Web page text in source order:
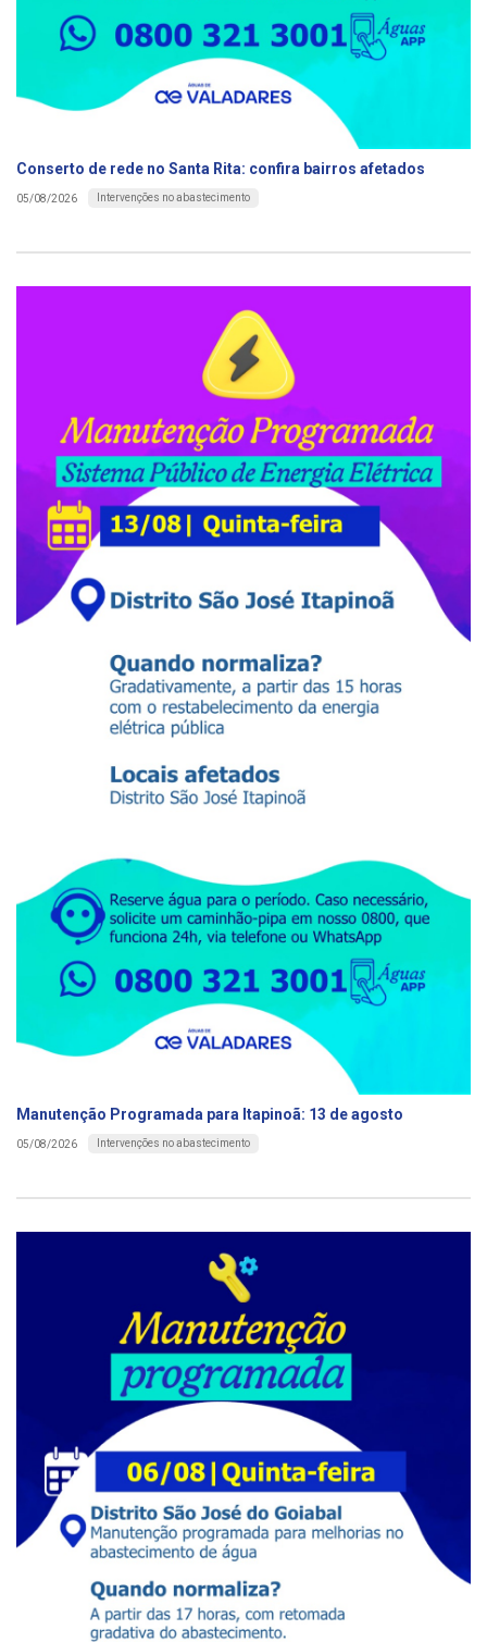
Conserto de rede no Santa Rita: confira bairros afetados
05/08/2026 Intervenções no abastecimento
Manutenção Programada para Itapinoã: 13 de agosto
05/08/2026 Intervenções no abastecimento